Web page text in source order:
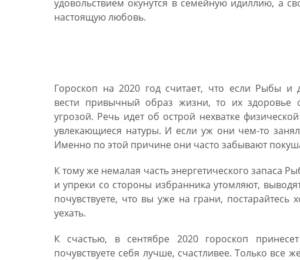
удовольствием окунутся в семейную идиллию, а
настоящую любовь.
Гороскоп на 2020 год считает, что если Рыбы и
вести привычный образ жизни, то их здоровье
угрозой. Речь идет об острой нехватке
увлекающиеся натуры. И если уж они чем-то
Именно по этой причине они часто забывают
К тому же немалая часть энергетического запаса
и упреки со стороны избранника утомляют,
почувствуете, что вы уже на грани, постарайтесь
уехать.
К счастью, в сентябре 2020 гороскоп
почувствуете себя лучше, счастливее. Только